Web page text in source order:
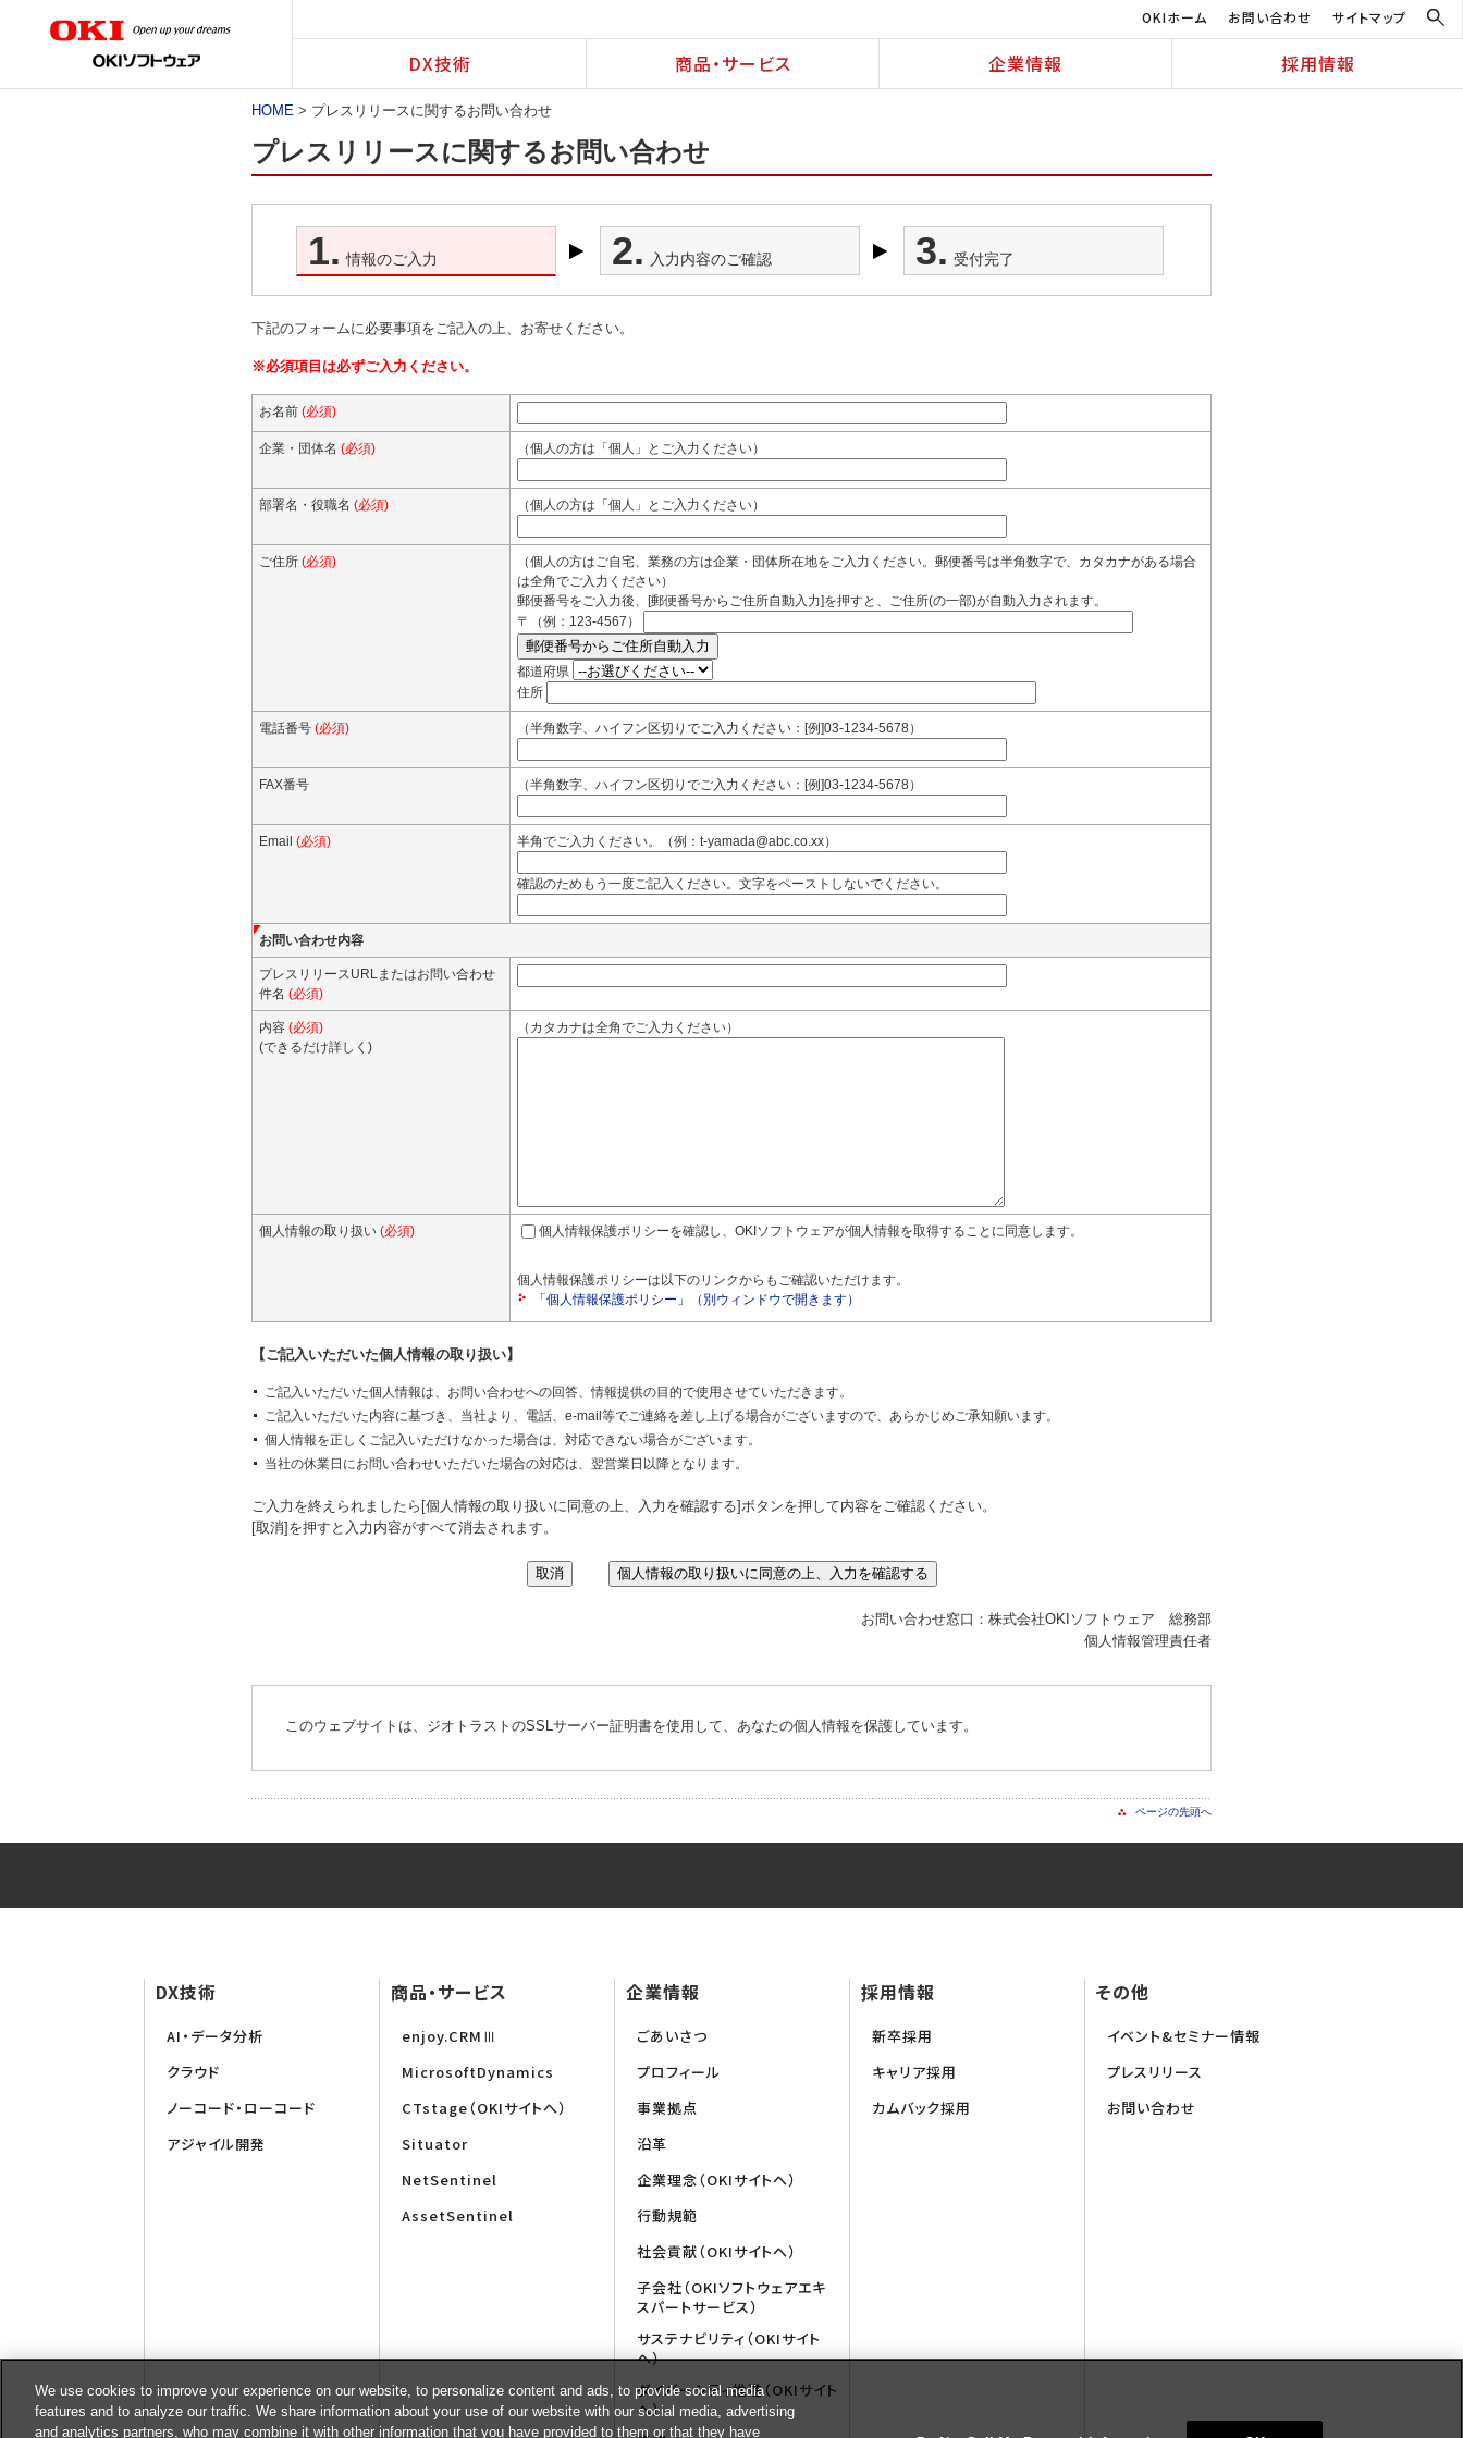
OKIホーム お問い合わせ サイトマップ
DX技術 商品・サービス 企業情報 採用情報
HOME > プレスリリースに関するお問い合わせ
プレスリリースに関するお問い合わせ
1. 情報のご入力 2. 入力内容のご確認 3. 受付完了
下記のフォームに必要事項をご記入の上、お寄せください。
※必須項目は必ずご入力ください。
お名前 (必須)
企業・団体名 (必須) （個人の方は「個人」とご入力ください）
部署名・役職名 (必須) （個人の方は「個人」とご入力ください）
ご住所 (必須)
（個人の方はご自宅、業務の方は企業・団体所在地をご入力ください。郵便番号は半角数字で、カタカナがある場合
は全角でご入力ください）
郵便番号をご入力後、[郵便番号からご住所自動入力]を押すと、ご住所(の一部)が自動入力されます。
〒（例：123-4567）
都道府県
住所
電話番号 (必須) （半角数字、ハイフン区切りでご入力ください：[例]03-1234-5678）
FAX番号 （半角数字、ハイフン区切りでご入力ください：[例]03-1234-5678）
Email (必須) 半角でご入力ください。（例：t-yamada@abc.co.xx）
確認のためもう一度ご記入ください。文字をペーストしないでください。
お問い合わせ内容
プレスリリースURLまたはお問い合わせ
件名 (必須)
内容 (必須)
(できるだけ詳しく)
（カタカナは全角でご入力ください）
個人情報の取り扱い (必須) 個人情報保護ポリシーを確認し、OKIソフトウェアが個人情報を取得することに同意します。
個人情報保護ポリシーは以下のリンクからもご確認いただけます。
「個人情報保護ポリシー」（別ウィンドウで開きます）
【ご記入いただいた個人情報の取り扱い】
ご記入いただいた個人情報は、お問い合わせへの回答、情報提供の目的で使用させていただきます。
ご記入いただいた内容に基づき、当社より、電話、e-mail等でご連絡を差し上げる場合がございますので、あらかじめご承知願います。
個人情報を正しくご記入いただけなかった場合は、対応できない場合がございます。
当社の休業日にお問い合わせいただいた場合の対応は、翌営業日以降となります。
ご入力を終えられましたら[個人情報の取り扱いに同意の上、入力を確認する]ボタンを押して内容をご確認ください。
[取消]を押すと入力内容がすべて消去されます。
お問い合わせ窓口：株式会社OKIソフトウェア 総務部
個人情報管理責任者
このウェブサイトは、ジオトラストのSSLサーバー証明書を使用して、あなたの個人情報を保護しています。
ページの先頭へ
DX技術
AI・データ分析
クラウド
ノーコード・ローコード
アジャイル開発
商品・サービス
enjoy.CRMⅢ
MicrosoftDynamics
CTstage（OKIサイトへ）
Situator
NetSentinel
AssetSentinel
企業情報
ごあいさつ
プロフィール
事業拠点
沿革
企業理念（OKIサイトへ）
行動規範
社会貢献（OKIサイトへ）
子会社（OKIソフトウェアエキ
スパートサービス）
サステナビリティ（OKIサイト
へ）
ダイバーシティ推進（OKIサイト
へ）
採用情報
新卒採用
キャリア採用
カムバック採用
その他
イベント&セミナー情報
プレスリリース
お問い合わせ
We use cookies to improve your experience on our website, to personalize content and ads, to provide social media
features and to analyze our traffic. We share information about your use of our website with our social media, advertising
and analytics partners, who may combine it with other information that you have provided to them or that they have